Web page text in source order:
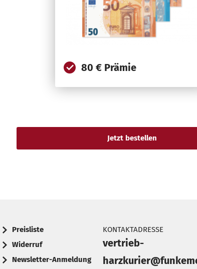
80 € Prämie
Preisliste
Widerruf
Newsletter-Anmeldung
KONTAKTADRESSE
vertrieb-